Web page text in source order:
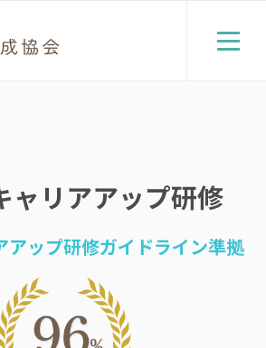
ャリアアップ研修
アップ研修ガイドライン準拠